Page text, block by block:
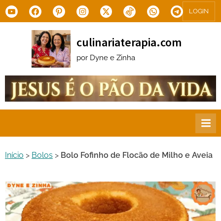
Skip
to
YoutubeFacebookPinterestInstagram
X.com Tiktok WhatsAppTelegram
LOGIN
culinariaterapia.com
por Dyne e Zinha
Início > Bolos > Bolo Fofinho de Flocão de Milho e Aveia